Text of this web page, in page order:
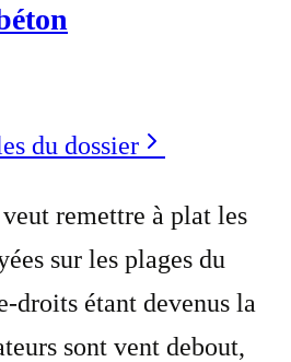
du dossier
remettre à plat les
sur les plages du
droits étant devenus la
sont vent debout,